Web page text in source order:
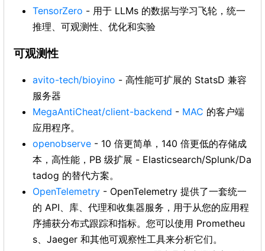
TensorZero - 用于 LLMs 的数据与学习飞轮，统一
推理、可观测性、优化和实验
可观测性
avito-tech/bioyino - 高性能可扩展的 StatsD 兼容
服务器
MegaAntiCheat/client-backend - MAC 的客户端
应用程序。
openobserve - 10 倍更简单，140 倍更低的存储成
本，高性能，PB 级扩展 - Elasticsearch/Splunk/Da
tadog 的替代方案。
OpenTelemetry - OpenTelemetry 提供了一套统一
的 API、库、代理和收集器服务，用于从您的应用程
序捕获分布式跟踪和指标。您可以使用 Prometheu
s、Jaeger 和其他可观察性工具来分析它们。